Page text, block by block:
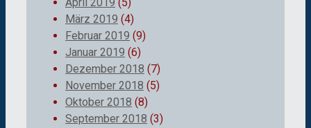
April 2019 (5)
März 2019 (4)
Februar 2019 (9)
Januar 2019 (6)
Dezember 2018 (7)
November 2018 (5)
Oktober 2018 (8)
September 2018 (3)